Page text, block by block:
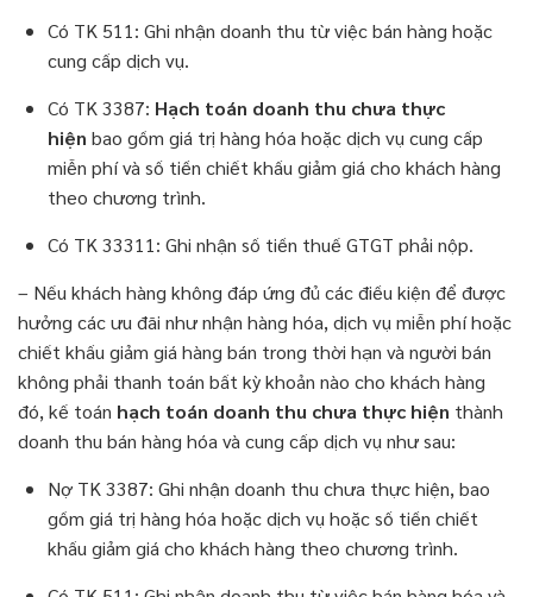
Có TK 511: Ghi nhận doanh thu từ việc bán hàng hoặc
cung cấp dịch vụ.
Có TK 3387: Hạch toán doanh thu chưa thực
hiện bao gồm giá trị hàng hóa hoặc dịch vụ cung cấp
miễn phí và số tiền chiết khấu giảm giá cho khách hàng
theo chương trình.
Có TK 33311: Ghi nhận số tiền thuế GTGT phải nộp.
– Nếu khách hàng không đáp ứng đủ các điều kiện để được
hưởng các ưu đãi như nhận hàng hóa, dịch vụ miễn phí hoặc
chiết khấu giảm giá hàng bán trong thời hạn và người bán
không phải thanh toán bất kỳ khoản nào cho khách hàng
đó, kế toán hạch toán doanh thu chưa thực hiện thành
doanh thu bán hàng hóa và cung cấp dịch vụ như sau:
Nợ TK 3387: Ghi nhận doanh thu chưa thực hiện, bao
gồm giá trị hàng hóa hoặc dịch vụ hoặc số tiền chiết
khấu giảm giá cho khách hàng theo chương trình.